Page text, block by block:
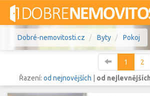
Dobré-nemovitosti.cz Byty Pokoj
1
2
Řazení: od nejnovějších od nejlevnějších